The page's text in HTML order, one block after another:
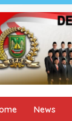
News